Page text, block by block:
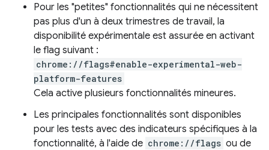
Pour les "petites" fonctionnalités qui ne nécessitent
pas plus d'un à deux trimestres de travail, la
disponibilité expérimentale est assurée en activant
le flag suivant :
chrome://flags#enable-experimental-web-
platform-features
Cela active plusieurs fonctionnalités mineures.
Les principales fonctionnalités sont disponibles
pour les tests avec des indicateurs spécifiques à la
fonctionnalité, à l'aide de chrome://flags ou de